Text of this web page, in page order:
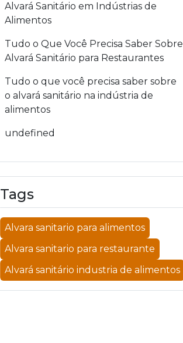
Alvará Sanitário em Indústrias de
Alimentos
Tudo o Que Você Precisa Saber Sobre
Alvará Sanitário para Restaurantes
Tudo o que você precisa saber sobre
o alvará sanitário na indústria de
alimentos
undefined
Tags
Alvara sanitario para alimentos
Alvara sanitario para restaurante
Alvará sanitário industria de alimentos